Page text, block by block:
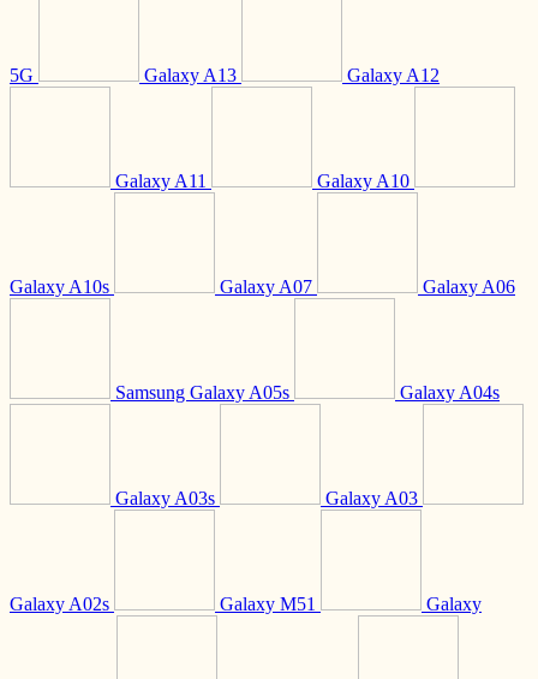
5G Galaxy A13 Galaxy A12
Galaxy A11 Galaxy A10
Galaxy A10s Galaxy A07 Galaxy A06
Samsung Galaxy A05s Galaxy A04s
Galaxy A03s Galaxy A03
Galaxy A02s Galaxy M51 Galaxy